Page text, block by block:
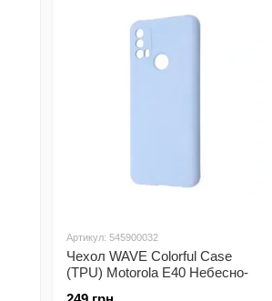
Артикул: 545900032
Чехол WAVE Colorful Case
(TPU) Motorola E40 Небесно-